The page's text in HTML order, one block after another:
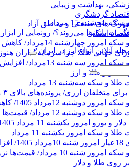
بهداشت و زیبایی
گردشگری
های صنعتی و مناطق آزاد
استانی
پنجشنبه 15 مرداد
به بانک‌ها می‌روند؟/ رونمایی از
14مرداد/ کاهش همه قیمت ها + جدول و جزئیات
جهانی طلا؛ چرا سرمایه‌گذاران هنوز
13مرداد/ افزایش همه قیمت ها + جدول و جزئیات
به بازار طلا و ارز
و سکه سه‌شنبه 13 مرداد
ارزی/ پرونده‌های بالای ۳ میلیون یورو قضایی می‌شوند
12مرداد 1405/ کاهش همه قیمت ها + جدول و جزئیات
دوشنبه 12 مرداد/ قیمت‌ها کاهشی
امروز یکشنبه 11 مرداد 1405+ جدول قیمت‌ها
و سکه امروز یکشنبه 11 مرداد
شنبه 10 مرداد/ قیمت‌ها نزولی
روی طلا و دلار